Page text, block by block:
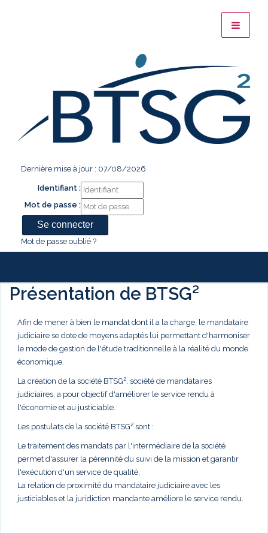
Dernière mise à jour : 07/08/2026
Identifiant :
Mot de passe :
Mot de passe oublié ?
Présentation de BTSG²
Afin de mener à bien le mandat dont il a la charge, le mandataire
judiciaire se dote de moyens adaptés lui permettant d'harmoniser
le mode de gestion de l'étude traditionnelle à la réalité du monde
économique.
La création de la société BTSG², société de mandataires
judiciaires, a pour objectif d'améliorer le service rendu à
l'économie et au justiciable.
Les postulats de la société BTSG² sont :
Le traitement des mandats par l'intermédiaire de la société
permet d'assurer la pérennité du suivi de la mission et garantir
l'exécution d'un service de qualité,
La relation de proximité du mandataire judiciaire avec les
justiciables et la juridiction mandante améliore le service rendu.